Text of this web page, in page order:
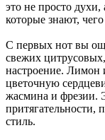
это не просто
которые знают,
С первых нот вы
свежих
настроение. Лимон
цветочную
жасмина и фрезии.
притягательности,
стиль.